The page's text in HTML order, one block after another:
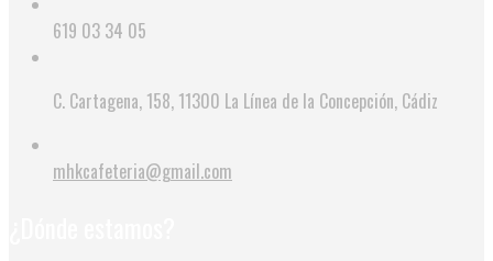
619 03 34 05
C. Cartagena, 158, 11300 La Línea de la Concepción, Cádiz
mhkcafeteria@gmail.com